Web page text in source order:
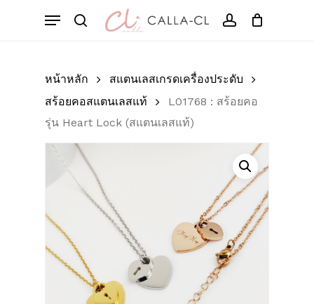
search account
Menu
Cart
หน้าหลัก
สแตนเลสเกรดเครื่องประดับ
สร้อยคอสแตนเลสแท้
L01768 : สร้อยคอ
รุ่น Heart Lock (สแตนเลสแท้)
มาเป็นคนแรกที่วิจารณ์
Heart Lock (สแตนเลส
แท้)”
อีเมลของคุณจะไม่แสดงให้คนอื่นเห็น
ช่องข้อมูลจำเป็นถูกทำเครื่องหมาย*
การให้คะแนนของคุณ
บทวิจารณ์ของคุณ